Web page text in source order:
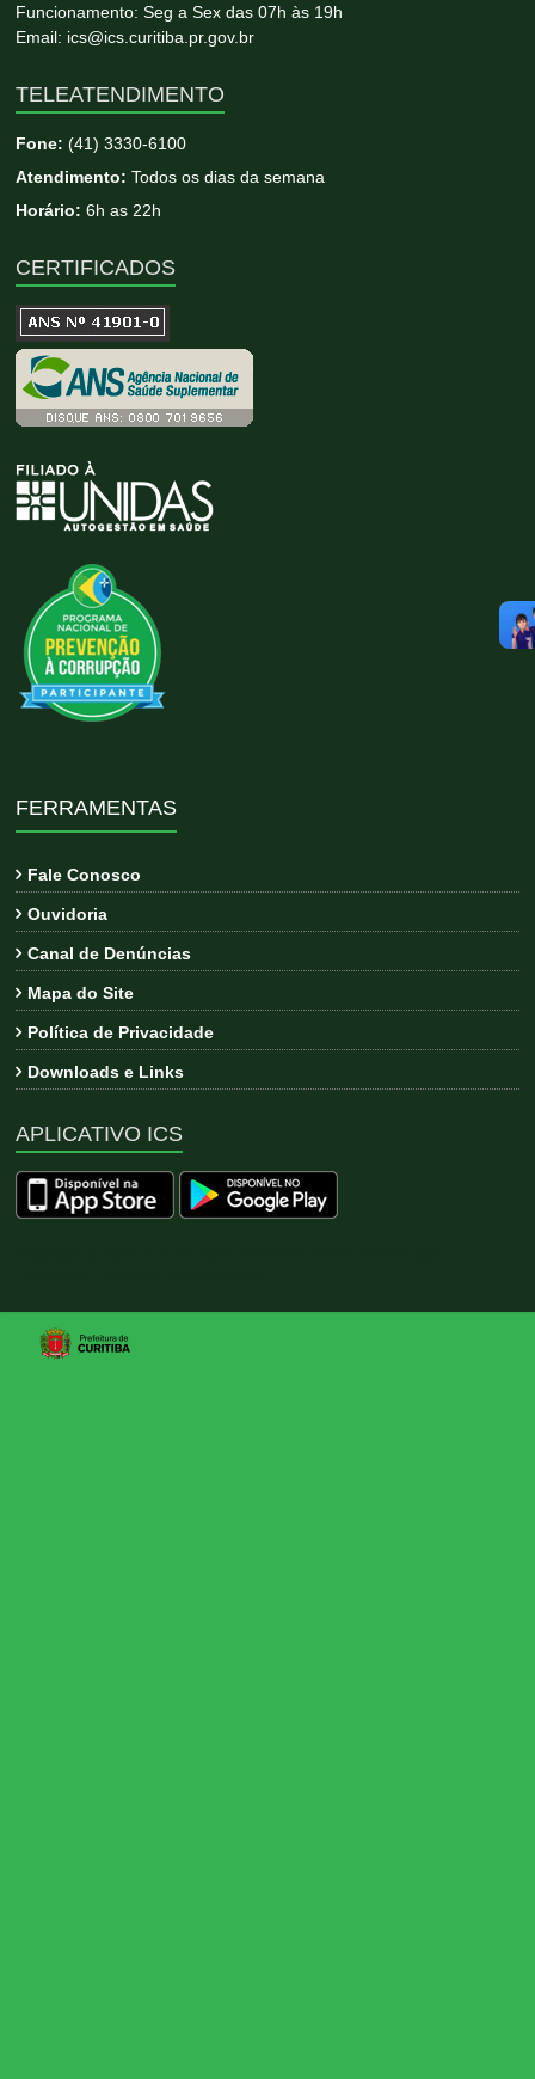
Funcionamento: Seg a Sex das 07h às 19h
Email: ics@ics.curitiba.pr.gov.br
TELEATENDIMENTO
Fone:(41) 3330-6100
Atendimento: Todos os dias da semana
Horário: 6h as 22h
CERTIFICADOS
FERRAMENTAS
Fale Conosco
Ouvidoria
Canal de Denúncias
Mapa do Site
Política de Privacidade
Downloads e Links
APLICATIVO ICS